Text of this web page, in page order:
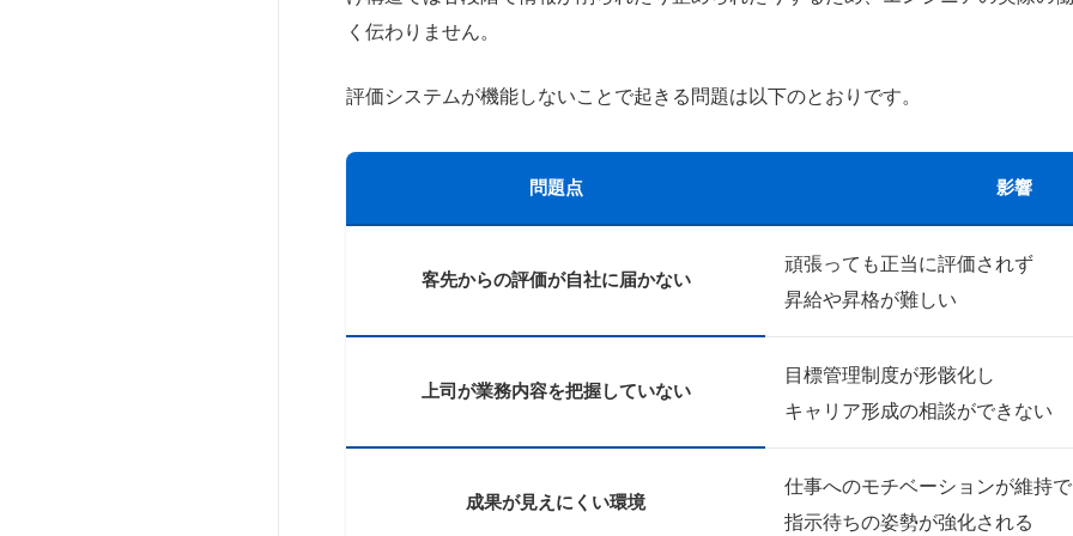
く伝わりません。
評価システムが機能しないことで起きる問題は以下のとおりです。
問題点 影響
客先からの評価が自社に届かない
頑張っても正当に評価されず
昇給や昇格が難しい
上司が業務内容を把握していない
目標管理制度が形骸化し
キャリア形成の相談ができない
成果が見えにくい環境
仕事へのモチベーションが維持
指示待ちの姿勢が強化される